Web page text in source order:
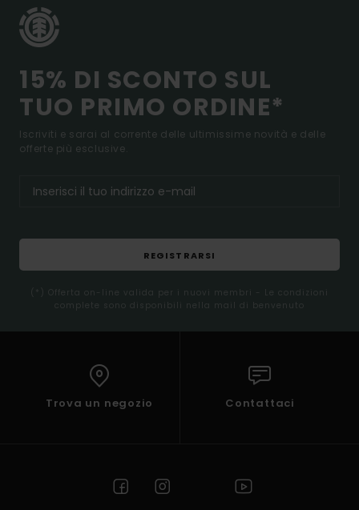
15% DI SCONTO SUL
TUO PRIMO ORDINE*
Iscriviti e sarai al corrente delle ultimissime novità e delle
offerte più esclusive.
REGISTRARSI
(*) Offerta on-line valida per i nuovi membri - Le condizioni
complete sono disponibili nella mail di benvenuto
Trova un negozio Contattaci